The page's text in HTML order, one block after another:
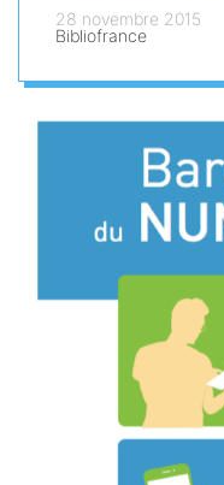
28 novembre 2015
Bibliofrance